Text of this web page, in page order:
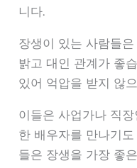
니다.
장생이 있는 사람들
밝고 대인 관계가 좋
있어 억압을 받지 않
이들은 사업가나 직
한 배우자를 만나기
들은 장생을 가장 좋